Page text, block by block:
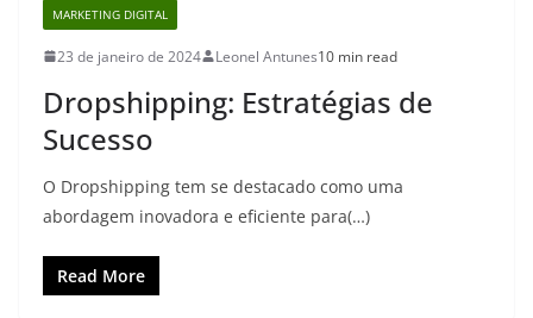
MARKETING DIGITAL
23 de janeiro de 2024 Leonel Antunes10 min read
Dropshipping: Estratégias de
Sucesso
O Dropshipping tem se destacado como uma
abordagem inovadora e eficiente para(…)
Read More